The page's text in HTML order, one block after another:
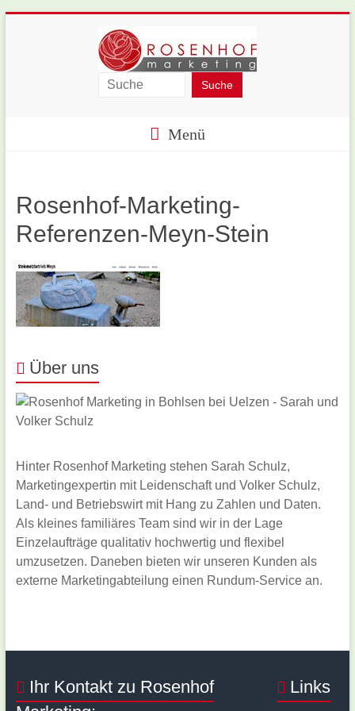
Rosenhof-
Menü
Rosenhof-Marketing-
Referenzen-Meyn-Stein
Über uns
Hinter Rosenhof Marketing stehen Sarah Schulz,
Marketingexpertin mit Leidenschaft und Volker Schulz,
Land- und Betriebswirt mit Hang zu Zahlen und Daten.
Als kleines familiäres Team sind wir in der Lage
Einzelaufträge qualitativ hochwertig und flexibel
umzusetzen. Daneben bieten wir unseren Kunden als
externe Marketingabteilung einen Rundum-Service an.
Ihr Kontakt zu Rosenhof
Links